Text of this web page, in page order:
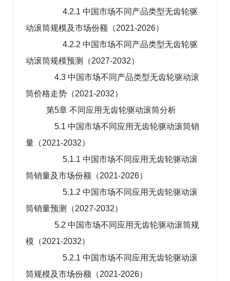
4.2.1 中国市场不同产品类型无齿轮驱
动滚筒规模及市场份额（2021-2026）
4.2.2 中国市场不同产品类型无齿轮驱
动滚筒规模预测（2027-2032）
4.3 中国市场不同产品类型无齿轮驱动滚
筒价格走势（2021-2032）
第5章 不同应用无齿轮驱动滚筒分析
5.1 中国市场不同应用无齿轮驱动滚筒销
量（2021-2032）
5.1.1 中国市场不同应用无齿轮驱动滚
筒销量及市场份额（2021-2026）
5.1.2 中国市场不同应用无齿轮驱动滚
筒销量预测（2027-2032）
5.2 中国市场不同应用无齿轮驱动滚筒规
模（2021-2032）
5.2.1 中国市场不同应用无齿轮驱动滚
筒规模及市场份额（2021-2026）